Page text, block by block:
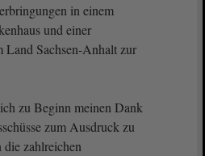
in einem
und einer
Land Sachsen-Anhalt zur
zu Beginn meinen Dank
zum Ausdruck zu
die zahlreichen